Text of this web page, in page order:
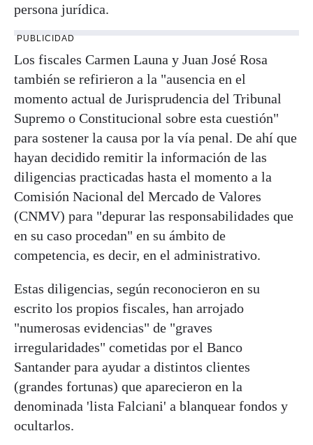
persona jurídica.
PUBLICIDAD
Los fiscales Carmen Launa y Juan José Rosa
también se refirieron a la "ausencia en el
momento actual de Jurisprudencia del Tribunal
Supremo o Constitucional sobre esta cuestión"
para sostener la causa por la vía penal. De ahí que
hayan decidido remitir la información de las
diligencias practicadas hasta el momento a la
Comisión Nacional del Mercado de Valores
(CNMV) para "depurar las responsabilidades que
en su caso procedan" en su ámbito de
competencia, es decir, en el administrativo.
Estas diligencias, según reconocieron en su
escrito los propios fiscales, han arrojado
"numerosas evidencias" de "graves
irregularidades" cometidas por el Banco
Santander para ayudar a distintos clientes
(grandes fortunas) que aparecieron en la
denominada 'lista Falciani' a blanquear fondos y
ocultarlos.